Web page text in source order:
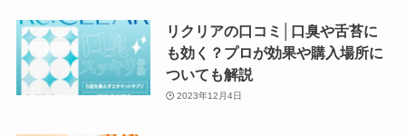
リクリアの口コミ│口臭や舌苔に
も効く？プロが効果や購入場所に
ついても解説
2023年12月4日